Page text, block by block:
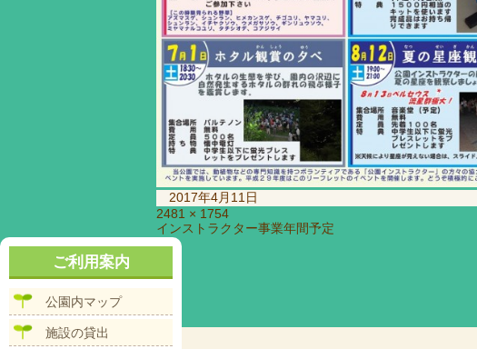
稿
日:
2017年4月11日
フ
ル
サ
ズ
2481 × 1754
投
稿
ビ
インストラクター事業年間予定
ご利用案内
公園内マップ
施設の貸出